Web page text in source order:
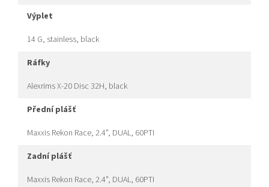
výplet
14 G, stainless, black
ráfky
Alexrims X-20 Disc 32H, black
přední plášť
Maxxis Rekon Race, 2.4", DUAL, 60PTI
zadní plášť
Maxxis Rekon Race, 2.4", DUAL, 60PTI